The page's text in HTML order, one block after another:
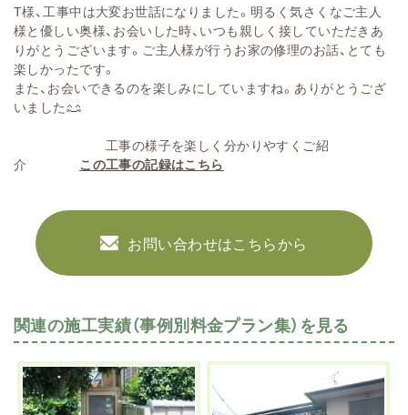
T様、工事中は大変お世話になりました。明るく気さくなご主人
様と優しい奥様、お会いした時、いつも親しく接していただきあ
りがとうございます。ご主人様が行うお家の修理のお話、とても
楽しかったです。
また、お会いできるのを楽しみにしていますね。ありがとうござ
いました
工事の様子を楽しく分かりやすくご紹
介 この工事の記録はこちら
お問い合わせはこちらから
関連の施工実績（事例別料金プラン集）を見る